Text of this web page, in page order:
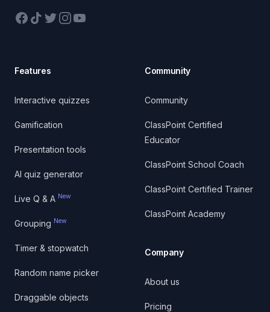
Facebook
TikTokTwitterInstagram
YouTube
Features
Interactive quizzes
Gamification
Presentation tools
AI quiz generator
Live Q & A New
Grouping New
Timer & stopwatch
Random name picker
Draggable objects
Community
Community
ClassPoint Certified
Educator
ClassPoint School Coach
ClassPoint Certified Trainer
ClassPoint Academy
Company
About us
Pricing